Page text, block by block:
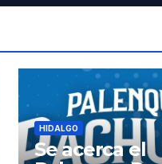
HIDALGO
Se acerca el